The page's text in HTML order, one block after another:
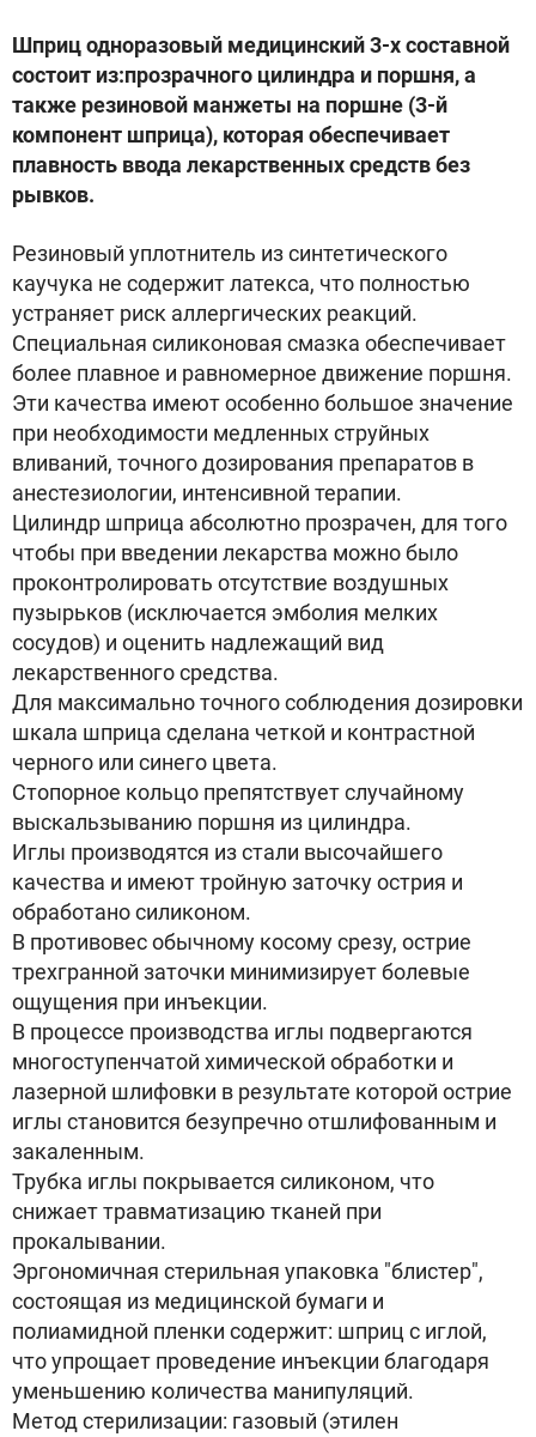
Шприц одноразовый медицинский 3-х составной
состоит из:прозрачного цилиндра и поршня, а
также резиновой манжеты на поршне (3-й
компонент шприца), которая обеспечивает
плавность ввода лекарственных средств без
рывков.
Резиновый уплотнитель из синтетического
каучука не содержит латекса, что полностью
устраняет риск аллергических реакций.
Специальная силиконовая смазка обеспечивает
более плавное и равномерное движение поршня.
Эти качества имеют особенно большое значение
при необходимости медленных струйных
вливаний, точного дозирования препаратов в
анестезиологии, интенсивной терапии.
Цилиндр шприца абсолютно прозрачен, для того
чтобы при введении лекарства можно было
проконтролировать отсутствие воздушных
пузырьков (исключается эмболия мелких
сосудов) и оценить надлежащий вид
лекарственного средства.
Для максимально точного соблюдения дозировки
шкала шприца сделана четкой и контрастной
черного или синего цвета.
Стопорное кольцо препятствует случайному
выскальзыванию поршня из цилиндра.
Иглы производятся из стали высочайшего
качества и имеют тройную заточку острия и
обработано силиконом.
В противовес обычному косому срезу, острие
трехгранной заточки минимизирует болевые
ощущения при инъекции.
В процессе производства иглы подвергаются
многоступенчатой химической обработки и
лазерной шлифовки в результате которой острие
иглы становится безупречно отшлифованным и
закаленным.
Трубка иглы покрывается силиконом, что
снижает травматизацию тканей при
прокалывании.
Эргономичная стерильная упаковка "блистер",
состоящая из медицинской бумаги и
полиамидной пленки содержит: шприц с иглой,
что упрощает проведение инъекции благодаря
уменьшению количества манипуляций.
Метод стерилизации: газовый (этилен